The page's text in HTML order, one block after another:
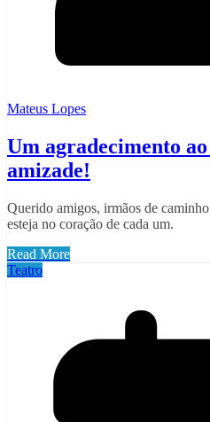
Mateus Lopes
Um agradecimento
amizade!
Querido amigos, irmãos de
esteja no coração de cada um.
Read More
Teatro